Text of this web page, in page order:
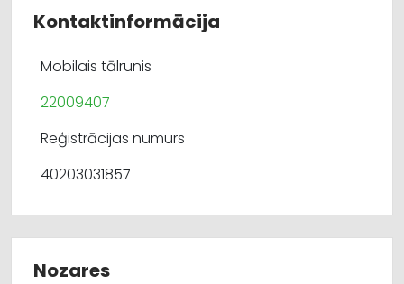
Kontaktinformācija
Mobilais tālrunis
22009407
Reģistrācijas numurs
40203031857
Nozares